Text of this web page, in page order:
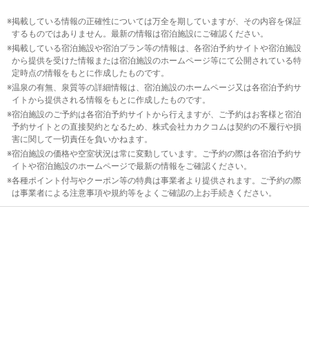
掲載している情報の正確性については万全を期していますが、その内容を保証
するものではありません。最新の情報は宿泊施設にご確認ください。
掲載している宿泊施設や宿泊プラン等の情報は、各宿泊予約サイトや宿泊施設
から提供を受けた情報または宿泊施設のホームページ等にて公開されている特
定時点の情報をもとに作成したものです。
温泉の有無、泉質等の詳細情報は、宿泊施設のホームページ又は各宿泊予約サ
イトから提供される情報をもとに作成したものです。
宿泊施設のご予約は各宿泊予約サイトから行えますが、ご予約はお客様と宿泊
予約サイトとの直接契約となるため、株式会社カカクコムは契約の不履行や損
害に関して一切責任を負いかねます。
宿泊施設の価格や空室状況は常に変動しています。ご予約の際は各宿泊予約サ
イトや宿泊施設のホームページで最新の情報をご確認ください。
各種ポイント付与やクーポン等の特典は事業者より提供されます。ご予約の際
は事業者による注意事項や規約等をよくご確認の上お手続きください。